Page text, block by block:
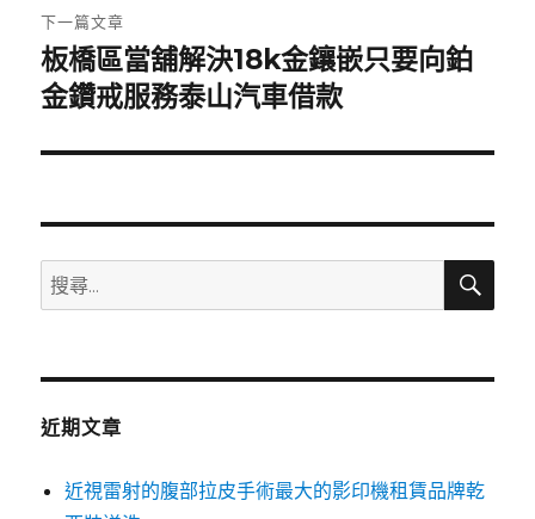
章:
下一篇文章
下
一
文
板橋區當舖解決18k金鑲嵌只要向鉑
金鑽戒服務泰山汽車借款
搜
尋
鍵
搜
近期文章
近視雷射的腹部拉皮手術最大的影印機租賃品牌乾